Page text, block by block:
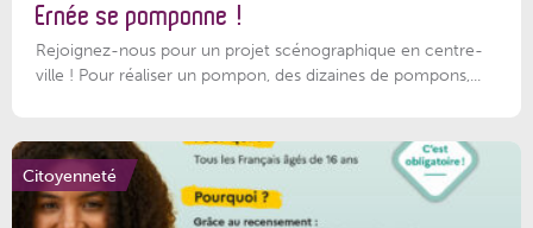
Ernée se pomponne !
Rejoignez-nous pour un projet scénographique en centre-
ville ! Pour réaliser un pompon, des dizaines de pompons,...
Citoyenneté